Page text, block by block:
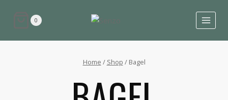
0
Home / Shop / Bagel